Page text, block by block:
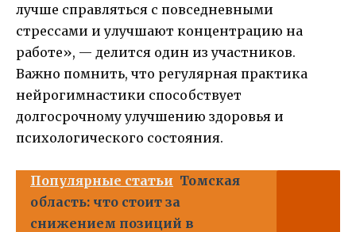
лучше справляться с повседневными
стрессами и улучшают концентрацию на
работе», — делится один из участников.
Важно помнить, что регулярная практика
нейрогимнастики способствует
долгосрочному улучшению здоровья и
психологического состояния.
Популярные статьи Томская
область: что стоит за
снижением позиций в